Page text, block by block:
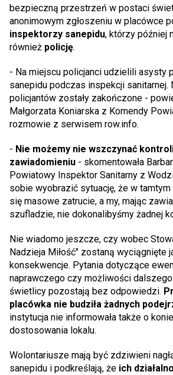
bezpieczną przestrzeń w postaci
anonimowym zgłoszeniu w placówce
inspektorzy sanepidu, którzy później
również policję.
- Na miejscu policjanci udzielili asysty
sanepidu podczas inspekcji sanitarnej.
policjantów zostały zakończone -
Małgorzata Koniarska z Komendy
rozmowie z serwisem row.info.
- Nie możemy nie wszczynać
zawiadomieniu - skomentowała
Powiatowy Inspektor Sanitarny z
sobie wyobrazić sytuację, że w
się masowe zatrucie, a my, mając
szufladzie, nie dokonalibyśmy żadnej
Nie wiadomo jeszcze, czy wobec
Nadzieja Miłość" zostaną wyciągnięte
konsekwencje. Pytania dotyczące
naprawczego czy możliwości
świetlicy pozostają bez odpowiedzi.
placówka nie budziła żadnych
instytucja nie informowała także o
dostosowania lokalu.
Wolontariusze mają być zdziwieni
sanepidu i podkreślają, że ich